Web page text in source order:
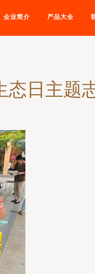
企业简介 产品大全
日主题